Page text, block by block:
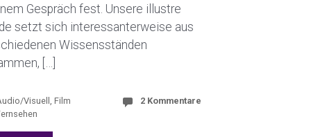
Gespräch fest. Unsere illustre
setzt sich interessanterweise aus
Wissensständen
[…]
Visuell,Film
2 Kommentare